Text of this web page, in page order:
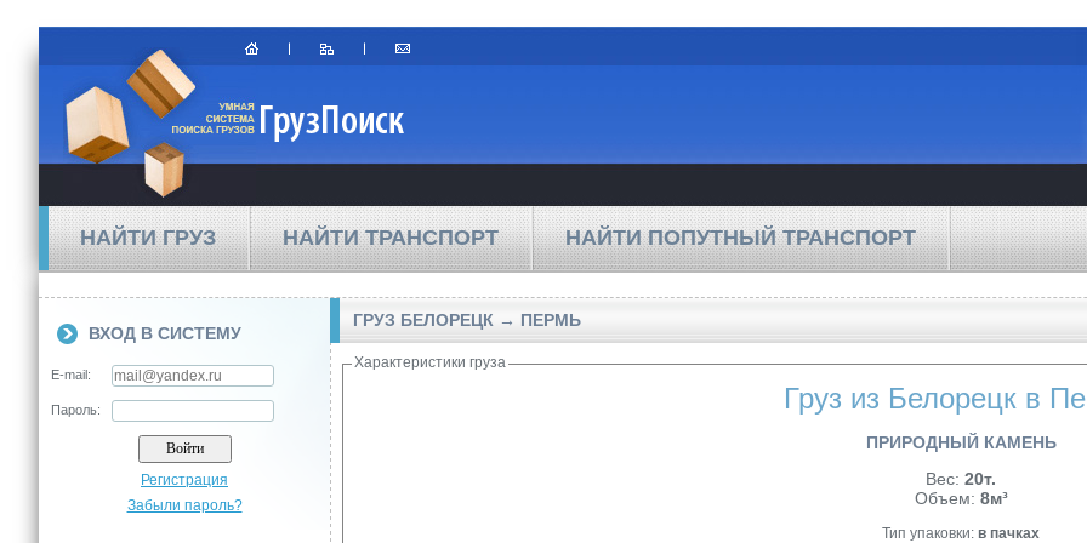
НАЙТИ ГРУЗ НАЙТИ ТРАНСПОРТ НАЙТИ ПОПУТНЫЙ ТРАНСПОРТ
ВХОД В СИСТЕМУ
E-mail:
Пароль:
Регистрация
Забыли пароль?
ГРУЗ БЕЛОРЕЦК → ПЕРМЬ
Характеристики груза
Груз из Белорецк в
ПРИРОДНЫЙ КАМЕНЬ
Вес: 20т.
Объем: 8м³
Тип упаковки: в пачках